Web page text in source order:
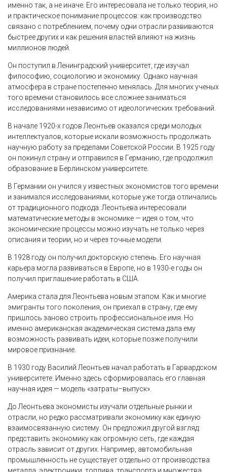
именно так, а не иначе. Его интересовала не только теория, но
и практическое понимание процессов: как производство
связано с потреблением, почему одни отрасли развиваются
быстрее других и как решения властей влияют на жизнь
миллионов людей.
Он поступил в Ленинградский университет, где изучал
философию, социологию и экономику. Однако научная
атмосфера в стране постепенно менялась. Для многих ученых
того времени становилось все сложнее заниматься
исследованиями независимо от идеологических требований.
В начале 1920-х годов Леонтьев оказался среди молодых
интеллектуалов, которые искали возможность продолжать
научную работу за пределами Советской России. В 1925 году
он покинул страну и отправился в Германию, где продолжил
образование в Берлинском университете.
В Германии он учился у известных экономистов того времени
и занимался исследованиями, которые уже тогда отличались
от традиционного подхода. Леонтьева интересовали
математические методы в экономике — идея о том, что
экономические процессы можно изучать не только через
описания и теории, но и через точные модели.
В 1928 году он получил докторскую степень. Его научная
карьера могла развиваться в Европе, но в 1930-е годы он
получил приглашение работать в США.
Америка стала для Леонтьева новым этапом. Как и многие
эмигранты того поколения, он приехал в страну, где ему
пришлось заново строить профессиональное имя. Но
именно американская академическая система дала ему
возможность развивать идеи, которые позже получили
мировое признание.
В 1930 году Василий Леонтьев начал работать в Гарвардском
университете. Именно здесь сформировалась его главная
научная идея — модель «затраты–выпуск».
До Леонтьева экономисты изучали отдельные рынки и
отрасли, но редко рассматривали экономику как единую
взаимосвязанную систему. Он предложил другой взгляд:
представить экономику как огромную сеть, где каждая
отрасль зависит от других. Например, автомобильная
промышленность не существует отдельно от производства
металла, электроники, топлива, транспорта и множества